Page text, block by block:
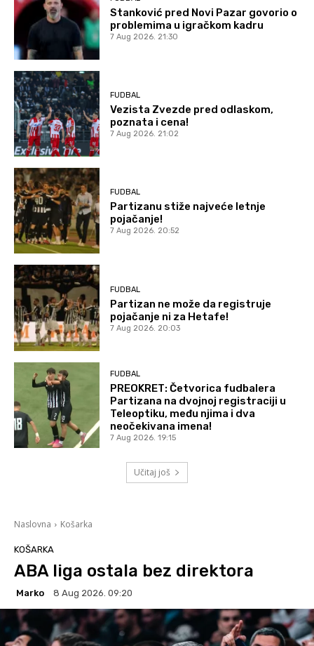
Stanković pred Novi Pazar govorio o
problemima u igračkom kadru
7 Aug 2026. 21:30
FUDBAL
Vezista Zvezde pred odlaskom,
poznata i cena!
7 Aug 2026. 21:02
FUDBAL
Partizanu stiže najveće letnje
pojačanje!
7 Aug 2026. 20:52
FUDBAL
Partizan ne može da registruje
pojačanje ni za Hetafe!
7 Aug 2026. 20:03
FUDBAL
PREOKRET: Četvorica fudbalera
Partizana na dvojnoj registraciji u
Teleoptiku, među njima i dva
neočekivana imena!
7 Aug 2026. 19:15
Učitaj još